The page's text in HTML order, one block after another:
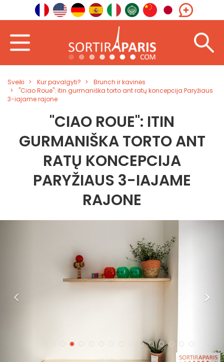
Sveiki Kur pavalgyti?
Brunch ir kavinės
"Ciao Roue": itin gurmaniška torto ant ratų koncepcija Paryžiaus
3-iajame rajone
"CIAO ROUE": ITIN
GURMANIŠKA TORTO ANT
RATŲ KONCEPCIJA
PARYŽIAUS 3-IAJAME
RAJONE
< >